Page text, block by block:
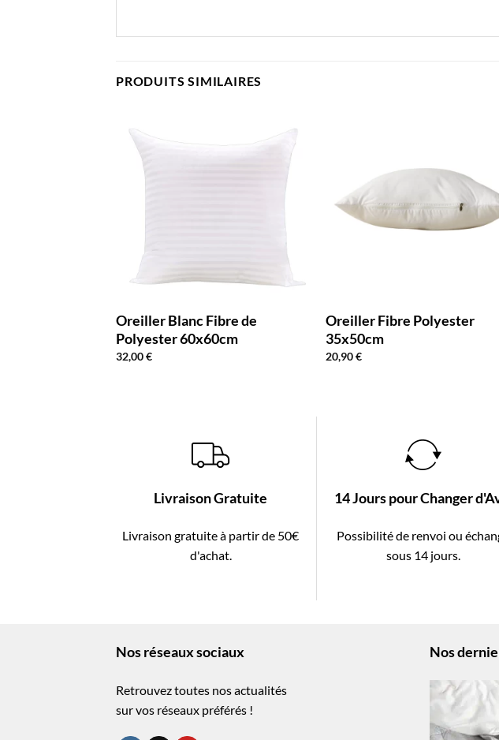
PRODUITS SIMILAIRES
Oreiller Blanc Fibre de
Polyester 60x60cm
32,00€
Oreiller Fibre Polyester
35x50cm
20,90€
Livraison Gratuite
Livraison gratuite à partir de 50€
d'achat.
14 Jours pour Changer
Possibilité de renvoi ou
sous 14 jours.
Nos réseaux sociaux
Retrouvez toutes nos actualités
sur vos réseaux préférés !
Nos